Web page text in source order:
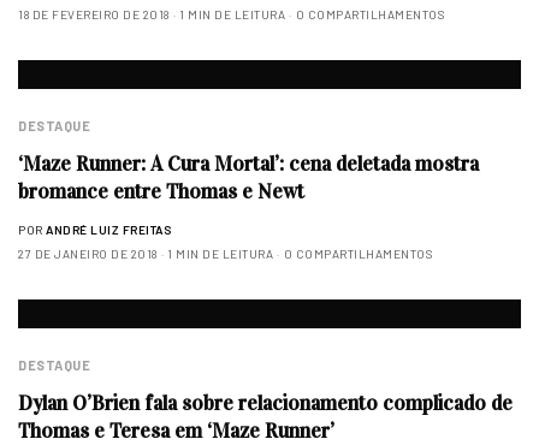
18 DE FEVEREIRO DE 2018
1 MIN DE LEITURA 0 COMPARTILHAMENTOS
DESTAQUE
‘Maze Runner: A Cura Mortal’: cena deletada mostra
bromance entre Thomas e Newt
POR ANDRÉ LUIZ FREITAS
27 DE JANEIRO DE 2018
1 MIN DE LEITURA 0 COMPARTILHAMENTOS
DESTAQUE
Dylan O’Brien fala sobre relacionamento complicado de
Thomas e Teresa em ‘Maze Runner’